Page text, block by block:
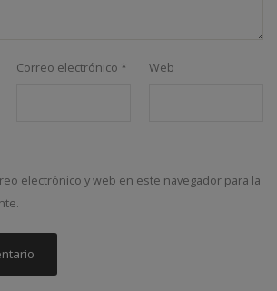
Correo electrónico * Web
electrónico y web en este navegador para la